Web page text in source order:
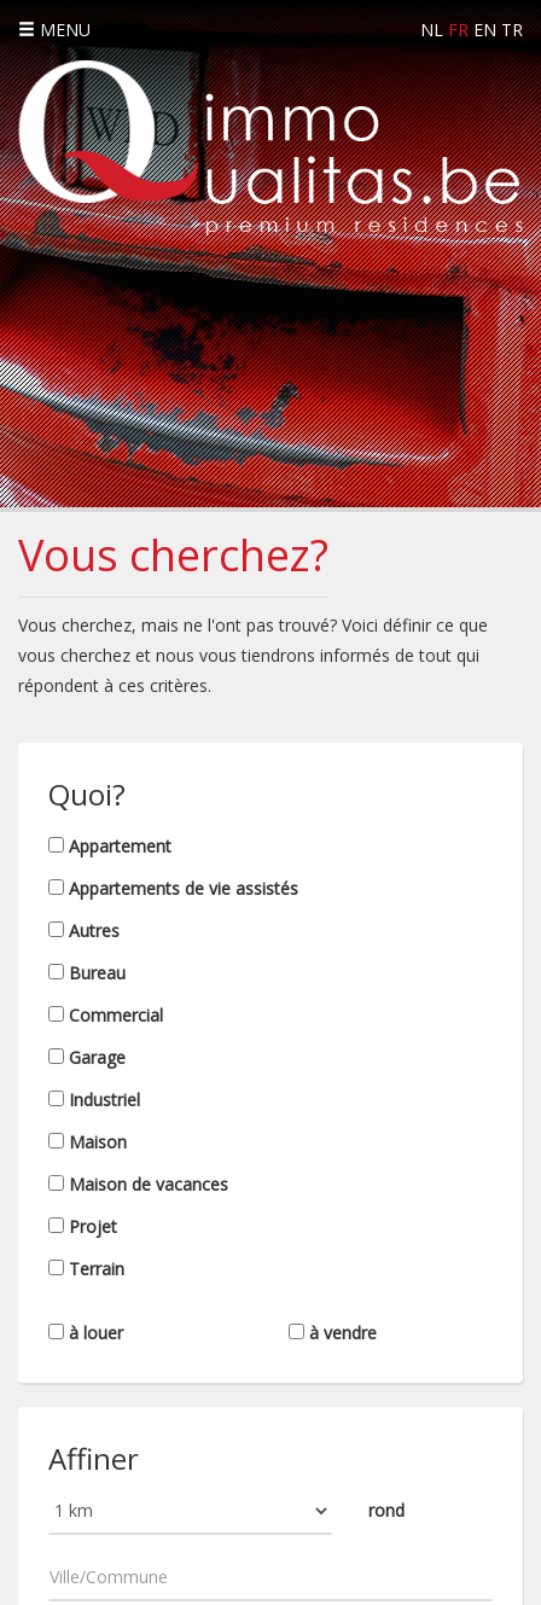
MENU NL FR EN TR
Vous cherchez?
Vous cherchez, mais ne l'ont pas trouvé? Voici définir ce que
vous cherchez et nous vous tiendrons informés de tout qui
répondent à ces critères.
Quoi?
Appartement
Appartements de vie assistés
Autres
Bureau
Commercial
Garage
Industriel
Maison
Maison de vacances
Projet
Terrain
à louer à vendre
Affiner
rond